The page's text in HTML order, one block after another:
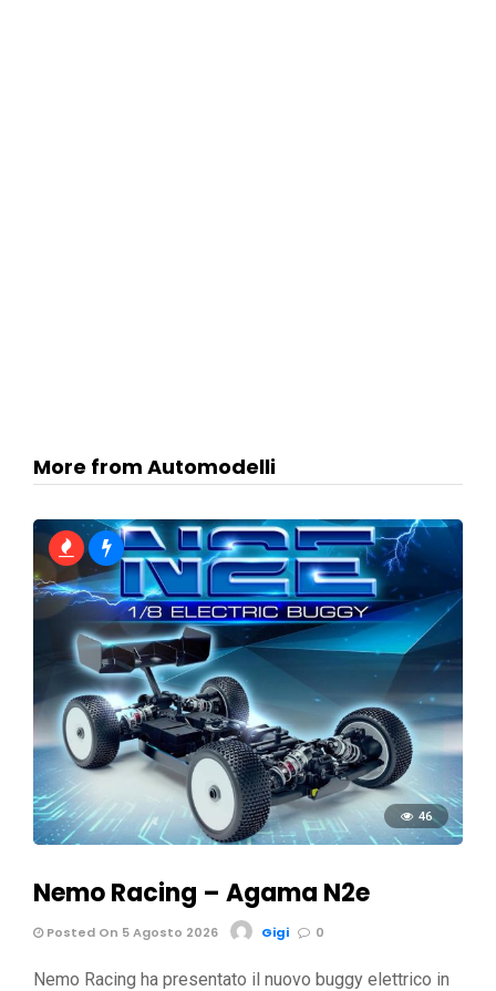
More from Automodelli
46
Nemo Racing – Agama N2e
Posted On 5 Agosto 2026 Gigi 0
Nemo Racing ha presentato il nuovo buggy elettrico in